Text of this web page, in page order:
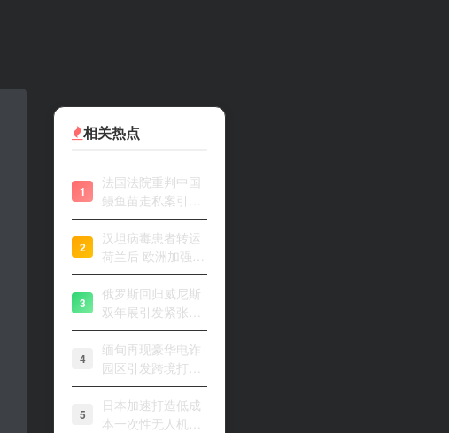
相关热点
1
法国法院重判中国
鳗鱼苗走私案引关
注
2
汉坦病毒患者转运
荷兰后 欧洲加强风
险评估
3
俄罗斯回归威尼斯
双年展引发紧张开
幕
4
缅甸再现豪华电诈
园区引发跨境打击
关注
5
日本加速打造低成
本一次性无人机战